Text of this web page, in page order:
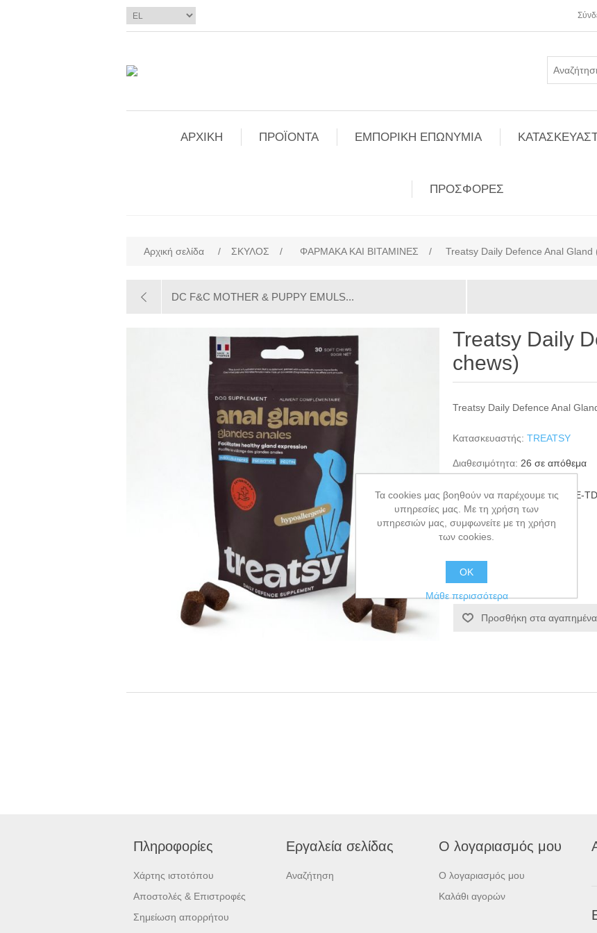
ΑΡΧΙΚΗ ΠΡΟΪΟΝΤΑ ΕΜΠΟΡΙΚΗ ΕΠΩΝΥΜΙΑ
ΠΡΟΣΦΟΡΕΣ
Αρχική σελίδα / ΣΚΥΛΟΣ / ΦΑΡΜΑΚΑ ΚΑΙ ΒΙΤΑΜΙΝΕΣ / Treatsy Daily Defence Anal Gland
DC F&C MOTHER & PUPPY EMULS...
Treatsy Daily
chews)
Treatsy Daily Defence Anal
Κατασκευαστής: TREATSY
Διαθεσιμότητα: 26 σε απόθεμα
ΚΩΔΙΚΟΣ ΠΡΟΪΟΝΤΟΣ:
TRE-
GTIN: 5430003885475
€16,00
Προσθήκη στα αγαπημένα
Πληροφορίες
Χάρτης ιστοτόπου
Αποστολές & Επιστροφές
Σημείωση απορρήτου
Εργαλεία σελίδας
Αναζήτηση
Ο λογαριασμός μου
Ο λογαριασμός μου
Καλάθι αγορών
Τα cookies μας βοηθούν να παρέχουμε τις
υπηρεσίες μας. Με τη χρήση των
υπηρεσιών μας, συμφωνείτε με τη χρήση
των cookies.
ΟΚ
Μάθε περισσότερα